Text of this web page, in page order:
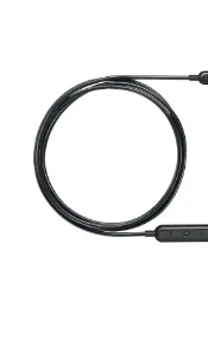
auriculares
cantidad